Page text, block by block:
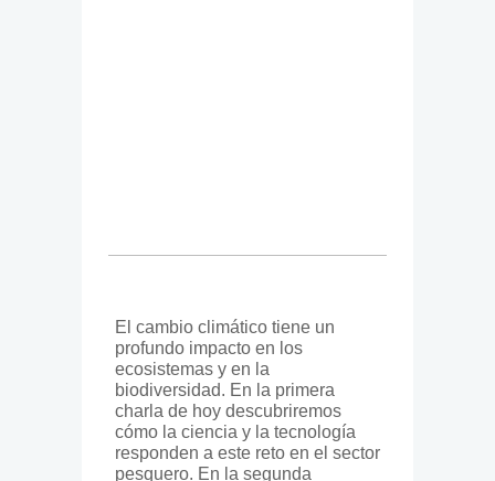
El cambio climático tiene un
profundo impacto en los
ecosistemas y en la
biodiversidad. En la primera
charla de hoy descubriremos
cómo la ciencia y la tecnología
responden a este reto en el sector
pesquero. En la segunda